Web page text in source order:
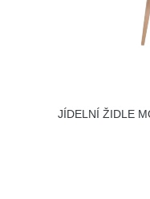
JÍDELNÍ ŽIDLE